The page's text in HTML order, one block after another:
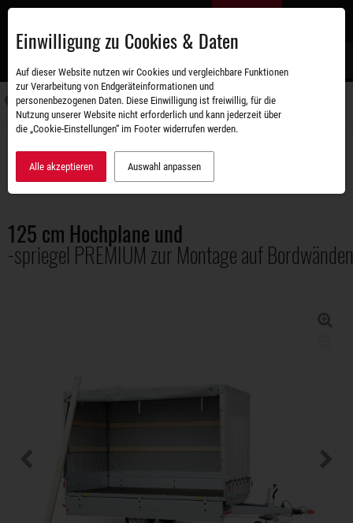
Zum
125 cm Hochplane und -spriegel PREMIUM zur Montage auf Bordwänden
125 cm Hochplane und
-spriegel PREMIUM zur Montage auf Bordwänden
Einwilligung zu Cookies & Daten
Auf dieser Website nutzen wir Cookies und vergleichbare Funktionen
zur Verarbeitung von Endgeräteinformationen und
personenbezogenen Daten. Diese Einwilligung ist freiwillig, für die
Nutzung unserer Website nicht erforderlich und kann jederzeit über
die „Cookie-Einstellungen“ im Footer widerrufen werden.
Alle akzeptieren Auswahl anpassen